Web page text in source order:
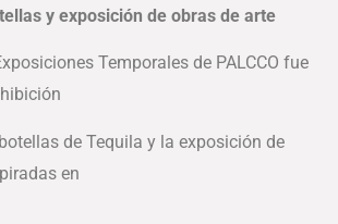
y exposición de obras de arte
Temporales de PALCCO fue
de Tequila y la exposición de
en